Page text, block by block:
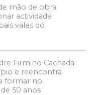
mão de obra
actividade
vales do
Firmino Cachada
e reencontra
formar no
50 anos